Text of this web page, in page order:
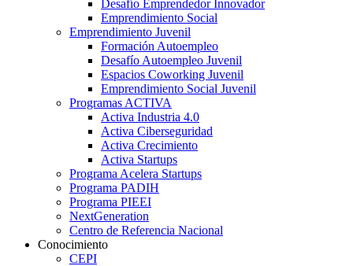
Desafío Emprendedor Innovador
Emprendimiento Social
Emprendimiento Juvenil
Formación Autoempleo
Desafío Autoempleo Juvenil
Espacios Coworking Juvenil
Emprendimiento Social Juvenil
Programas ACTIVA
Activa Industria 4.0
Activa Ciberseguridad
Activa Crecimiento
Activa Startups
Programa Acelera Startups
Programa PADIH
Programa PIEEI
NextGeneration
Centro de Referencia Nacional
Conocimiento
CEPI